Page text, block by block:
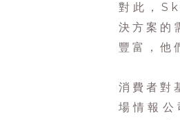
對此，
決方案的
豐富，他
消費者對
場情報